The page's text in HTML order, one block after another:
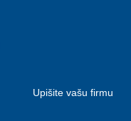
Upišite vašu firmu